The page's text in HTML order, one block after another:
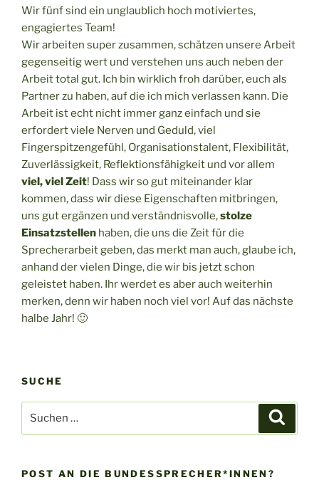
Wir fünf sind ein unglaublich hoch motiviertes,
engagiertes Team!
Wir arbeiten super zusammen, schätzen unsere Arbeit
gegenseitig wert und verstehen uns auch neben der
Arbeit total gut. Ich bin wirklich froh darüber, euch als
Partner zu haben, auf die ich mich verlassen kann. Die
Arbeit ist echt nicht immer ganz einfach und sie
erfordert viele Nerven und Geduld, viel
Fingerspitzengefühl, Organisationstalent, Flexibilität,
Zuverlässigkeit, Reflektionsfähigkeit und vor allem
viel, viel Zeit! Dass wir so gut miteinander klar
kommen, dass wir diese Eigenschaften mitbringen,
uns gut ergänzen und verständnisvolle,stolze
Einsatzstellen haben, die uns die Zeit für die
Sprecherarbeit geben, das merkt man auch, glaube ich,
anhand der vielen Dinge, die wir bis jetzt schon
geleistet haben. Ihr werdet es aber auch weiterhin
merken, denn wir haben noch viel vor! Auf das nächste
halbe Jahr! 🙂
SUCHE
nach:
POST AN DIE BUNDESSPRECHER*INNEN?